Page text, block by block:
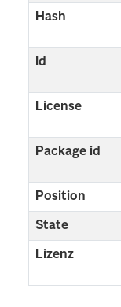
Hash
Id
License
Package id
Position
State
Lizenz